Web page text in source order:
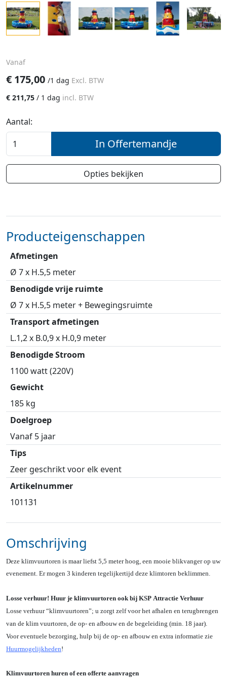
Vanaf
€ 175,00 /1 dag Excl. BTW
€ 211,75 / 1 dag incl. BTW
Aantal:
In Offertemandje
Opties bekijken
Producteigenschappen
Afmetingen
Ø 7 x H.5,5 meter
Benodigde vrije ruimte
Ø 7 x H.5,5 meter + Bewegingsruimte
Transport afmetingen
L.1,2 x B.0,9 x H.0,9 meter
Benodigde Stroom
1100 watt (220V)
Gewicht
185 kg
Doelgroep
Vanaf 5 jaar
Tips
Zeer geschrikt voor elk event
Artikelnummer
101131
Omschrijving
Deze klimvuurtoren is maar liefst 5,5 meter hoog, een mooie blikvanger op uw
evenement. Er mogen 3 kinderen tegelijkertijd deze klimtoren beklimmen.
Losse verhuur! Huur je klimvuurtoren ook bij KSP Attractie Verhuur
Losse verhuur “klimvuurtoren”; u zorgt zelf voor het afhalen en terugbrengen
van de klim vuurtoren, de op- en afbouw en de begeleiding (min. 18 jaar).
Voor eventuele bezorging, hulp bij de op- en afbouw en extra informatie zie
Huurmogelijkheden!
Klimvuurtoren huren of een offerte aanvragen